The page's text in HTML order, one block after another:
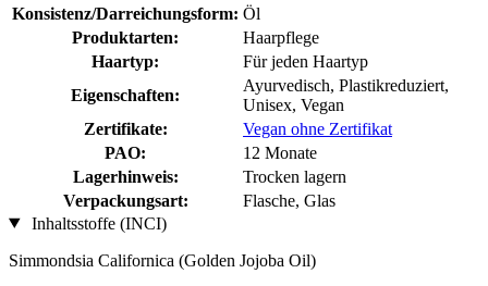
Konsistenz/Darreichungsform: Öl
Produktarten:
Haarpflege
Haartyp:
Für jeden Haartyp
Eigenschaften:
Ayurvedisch, Plastikreduziert,
Unisex, Vegan
Zertifikate:
Vegan ohne Zertifikat
PAO:
12 Monate
Lagerhinweis:
Trocken lagern
Verpackungsart:
Flasche, Glas
Inhaltsstoffe (INCI)
Simmondsia Californica (Golden Jojoba Oil)